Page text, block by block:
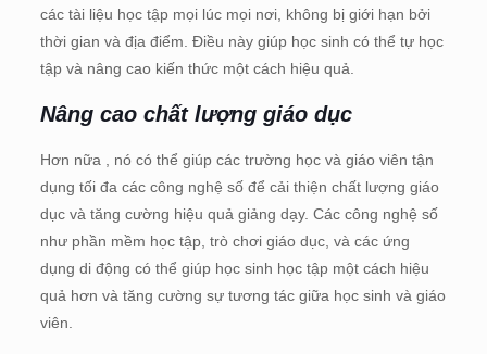
các tài liệu học tập mọi lúc mọi nơi, không bị giới hạn bởi
thời gian và địa điểm. Điều này giúp học sinh có thể tự học
tập và nâng cao kiến thức một cách hiệu quả.
Nâng cao chất lượng giáo dục
Hơn nữa , nó có thể giúp các trường học và giáo viên tận
dụng tối đa các công nghệ số để cải thiện chất lượng giáo
dục và tăng cường hiệu quả giảng dạy. Các công nghệ số
như phần mềm học tập, trò chơi giáo dục, và các ứng
dụng di động có thể giúp học sinh học tập một cách hiệu
quả hơn và tăng cường sự tương tác giữa học sinh và giáo
viên.